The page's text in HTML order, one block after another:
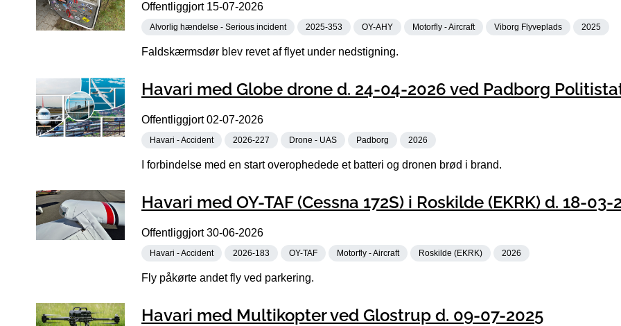
Offentliggjort 15-07-2026
Alvorlig hændelse - Serious incident 2025-353 OY-AHY Motorfly - Aircraft Viborg Flyveplads 2025
Faldskærmsdør blev revet af flyet under nedstigning.
Havari med Globe drone d. 24-04-2026 ved Padborg
Offentliggjort02-07-2026
Havari - Accident 2026-227 Drone - UAS Padborg 2026
I forbindelse med en start overophedede et batteri og dronen brød i brand.
Havari med OY-TAF (Cessna 172S) i Roskilde (EKRK) d. 18-03-
Offentliggjort30-06-2026
Havari - Accident 2026-183 OY-TAF Motorfly - Aircraft Roskilde (EKRK) 2026
Fly påkørte andet fly ved parkering.
Havari med Multikopter ved Glostrup d. 09-07-2025